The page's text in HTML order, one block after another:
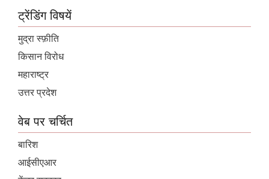
ट्रेंडिंग विषयें
मुद्रा स्फ़ीति
किसान विरोध
महाराष्ट्र
उत्तर प्रदेश
वेब पर चर्चित
बारिश
आईसीएआर